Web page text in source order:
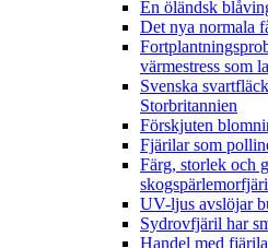
En öländsk
Det nya normala
värmestress som
Svenska
Storbritannien
Förskjuten
Fjärilar som
Färg, storlek och
UV-ljus avslöjar
Sydrovfjäril har
Handel med